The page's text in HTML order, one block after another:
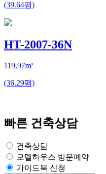
(39.64평)
HT-2007-36N
119.97m²
(36.29평)
빠른 건축상담
건축상담
모델하우스 방문예약
가이드북 신청